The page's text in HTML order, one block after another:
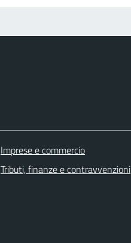
Imprese e commercio
Tributi, finanze e contravvenzioni